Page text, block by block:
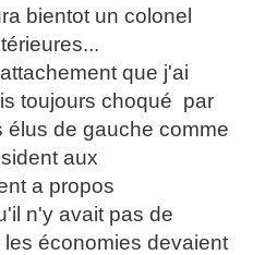
bientot un colonel
que j'ai
toujours choqué par
élus de gauche comme
aux
a propos
n'y avait pas de
économies devaient